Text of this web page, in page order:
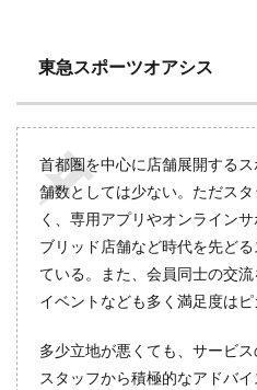
東急スポーツオアシス
首都圏を中心に店舗展開する
舗数としては少ない。ただス
く、専用アプリやオンライン
ブリッド店舗など時代を先ど
ている。また、会員同士の交流
イベントなども多く満足度はピ
多少立地が悪くても、サービス
スタッフから積極的なアドバ